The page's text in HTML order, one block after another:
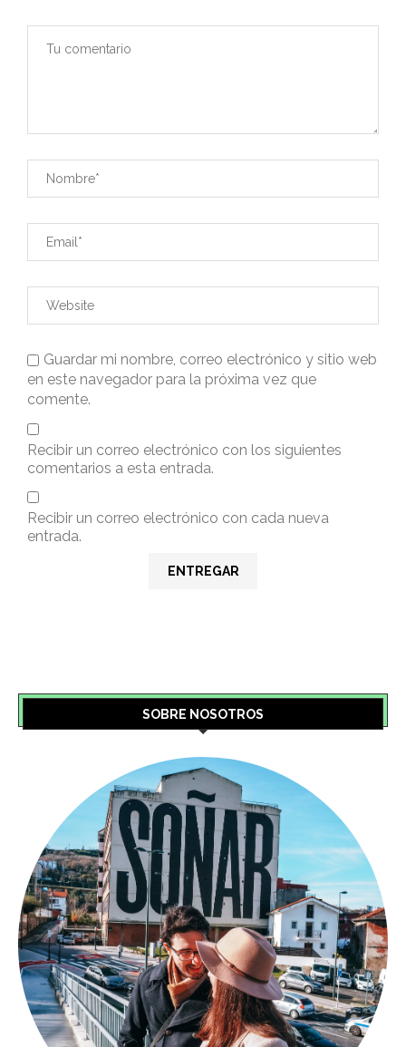
Guardar mi nombre, correo electrónico y sitio web
en este navegador para la próxima vez que
comente.
Recibir un correo electrónico con los siguientes
comentarios a esta entrada.
Recibir un correo electrónico con cada nueva
entrada.
SOBRE NOSOTROS